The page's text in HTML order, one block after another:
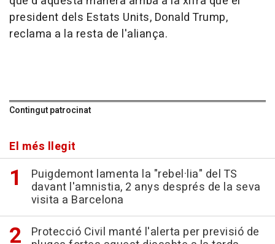
president dels Estats Units, Donald Trump,
reclama a la resta de l'aliança.
Contingut patrocinat
El més llegit
Puigdemont lamenta la "rebel·lia" del TS
davant l'amnistia, 2 anys després de la seva
visita a Barcelona
Protecció Civil manté l'alerta per previsió de